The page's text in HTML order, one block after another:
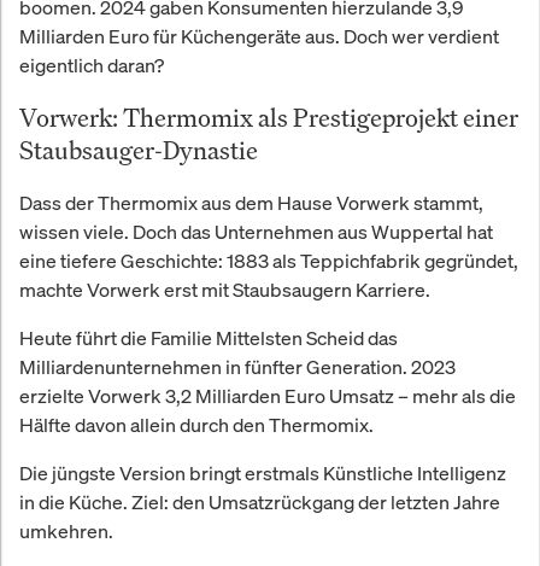
boomen. 2024 gaben Konsumenten hierzulande 3,9
Milliarden Euro für Küchengeräte aus. Doch wer verdient
eigentlich daran?
Vorwerk: Thermomix als Prestigeprojekt einer
Staubsauger-Dynastie
Dass der Thermomix aus dem Hause Vorwerk stammt,
wissen viele. Doch das Unternehmen aus Wuppertal hat
eine tiefere Geschichte: 1883 als Teppichfabrik gegründet,
machte Vorwerk erst mit Staubsaugern Karriere.
Heute führt die Familie Mittelsten Scheid das
Milliardenunternehmen in fünfter Generation. 2023
erzielte Vorwerk 3,2 Milliarden Euro Umsatz – mehr als die
Hälfte davon allein durch den Thermomix.
Die jüngste Version bringt erstmals Künstliche Intelligenz
in die Küche. Ziel: den Umsatzrückgang der letzten Jahre
umkehren.